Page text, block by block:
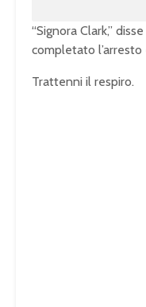
“Signora Clark,”
completato l’arresto
Trattenni il respiro.